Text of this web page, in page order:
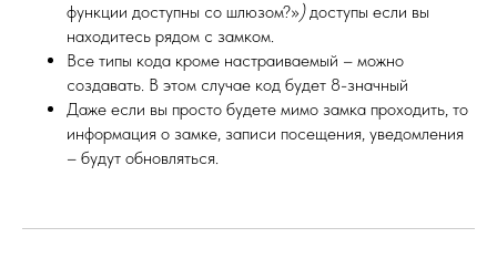
функции доступны со шлюзом?»)доступы если вы
находитесь рядом с замком.
Все типы кода кроме настраиваемый – можно
создавать. В этом случае код будет 8-значный
Даже если вы просто будете мимо замка проходить, то
информация о замке, записи посещения, уведомления
– будут обновляться.